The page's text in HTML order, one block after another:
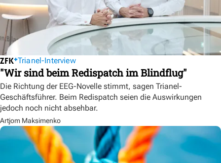
Trianel-Interview
"Wir sind beim Redispatch im Blindflug"
Die Richtung der EEG-Novelle stimmt, sagen Trianel-
Geschäftsführer. Beim Redispatch seien die Auswirkungen
jedoch noch nicht absehbar.
Artjom Maksimenko